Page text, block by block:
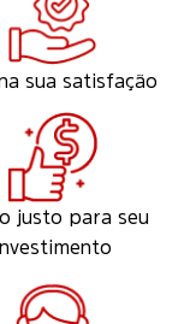
sua satisfação
justo para seu